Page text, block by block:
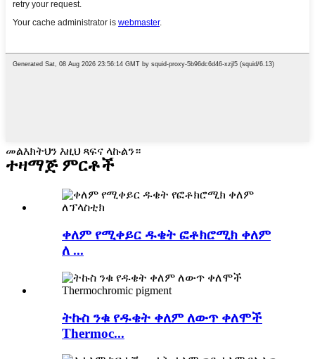
መልእክትህን እዚህ ጻፍና ላኩልን።
ተዛማጅ ምርቶች
ቀለም የሚቀይር ዱቄት ፎቶክሮሚክ ቀለም
ለ ...
ትኩስ ንቁ የዱቄት ቀለም ለውጥ ቀለሞች
Thermoc...